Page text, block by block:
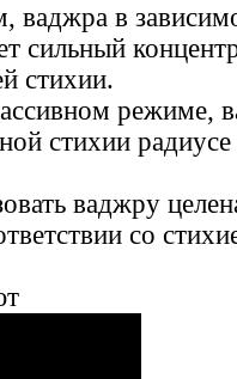
ваджра в
сильный
стихии.
режиме,
стихии
ваджру
со